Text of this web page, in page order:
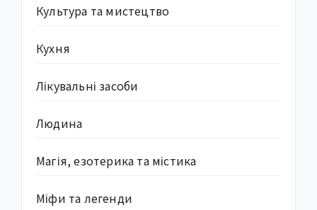
Культура та мистецтво
Кухня
Лікувальні засоби
Людина
Магія, езотерика та містика
Міфи та легенди